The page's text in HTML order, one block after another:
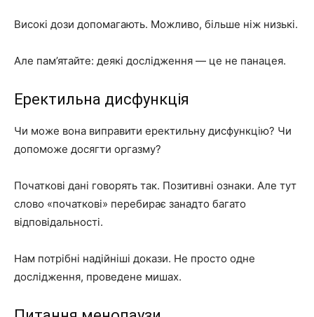
Високі дози допомагають. Можливо, більше ніж низькі.
Але пам’ятайте: деякі дослідження — це не панацея.
Еректильна дисфункція
Чи може вона виправити еректильну дисфункцію? Чи
допоможе досягти оргазму?
Початкові дані говорять так. Позитивні ознаки. Але тут
слово «початкові» перебирає занадто багато
відповідальності.
Нам потрібні надійніші докази. Не просто одне
дослідження, проведене мишах.